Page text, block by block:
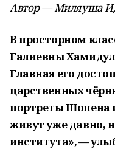
Автор — Миляуша
В просторном
Галиевны
Главная его
царственных
портреты Шопена
живут уже давно,
института», —